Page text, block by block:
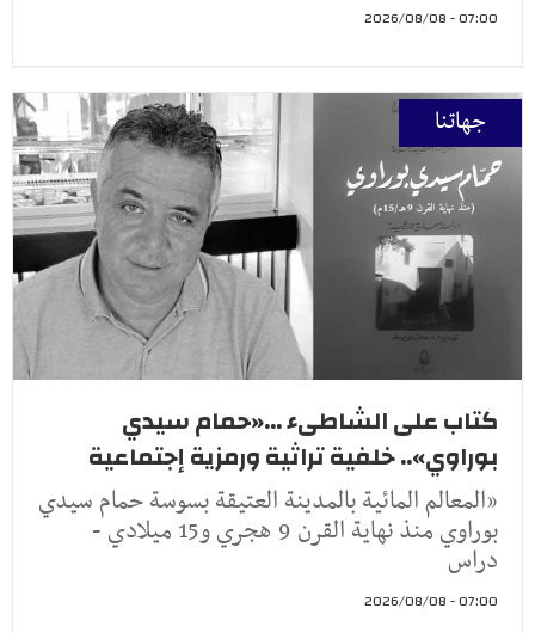
07:00 - 2026/08/08
جهاتنا
كتاب على الشاطىء ...«حمام سيدي
بوراوي».. خلفية تراثية ورمزية إجتماعية
«المعالم المائية بالمدينة العتيقة بسوسة حمام سيدي
بوراوي منذ نهاية القرن 9 هجري و15 ميلادي -
دراس
07:00 - 2026/08/08